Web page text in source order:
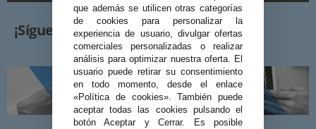
¡Síguenos!
que además se utilicen otras categorías
de cookies para personalizar la
experiencia de usuario, divulgar ofertas
comerciales personalizadas o realizar
análisis para optimizar nuestra oferta. El
usuario puede retirar su consentimiento
en todo momento, desde el enlace
«Política de cookies». También puede
aceptar todas las cookies pulsando el
botón Aceptar y Cerrar. Es posible